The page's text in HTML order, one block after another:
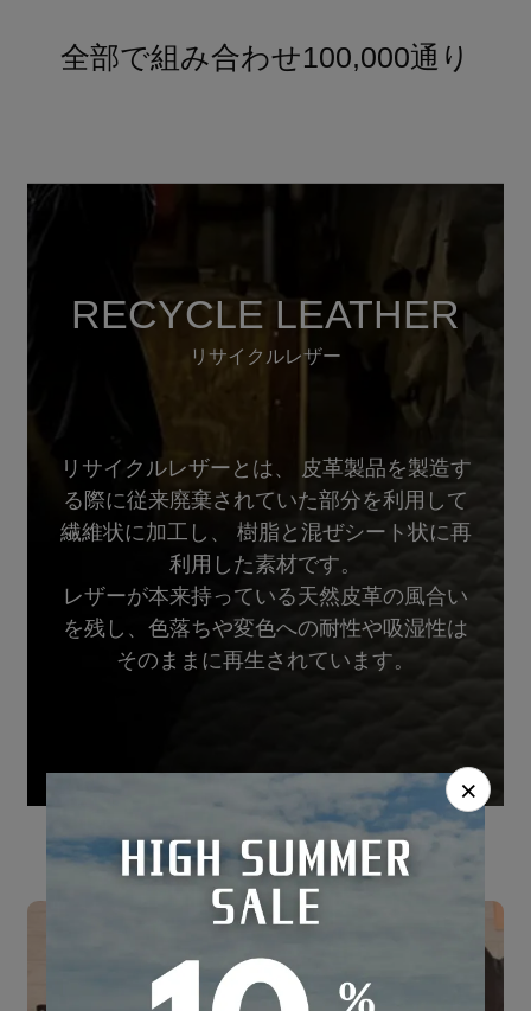
全部で組み合わせ100,000通り
RECYCLE LEATHER
リサイクルレザー
リサイクルレザーとは、 皮革製品を製造す
る際に従来廃棄されていた部分を利用して
繊維状に加工し、 樹脂と混ぜシート状に再
利用した素材です。
レザーが本来持っている天然皮革の風合い
を残し、色落ちや変色への耐性や吸湿性は
そのままに再生されています。
×